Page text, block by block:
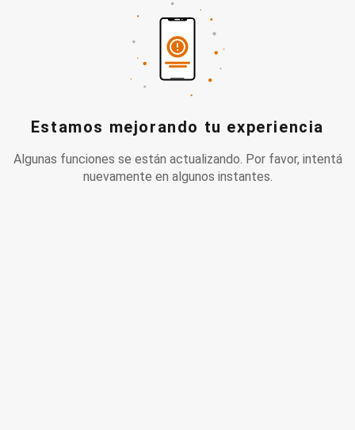
Estamos mejorando tu experiencia
Algunas funciones se están actualizando. Por favor, intentá
nuevamente en algunos instantes.